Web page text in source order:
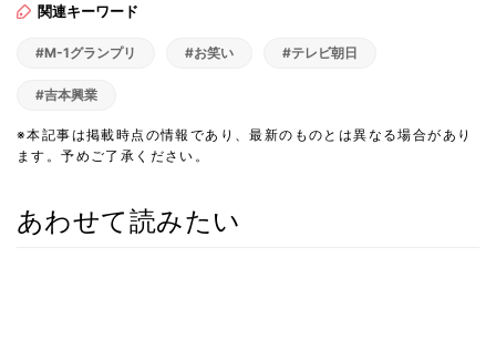
関連キーワード
#M-1グランプリ #お笑い #テレビ朝日
#吉本興業
※本記事は掲載時点の情報であり、最新のものとは異なる場合があり
ます。予めご了承ください。
あわせて読みたい